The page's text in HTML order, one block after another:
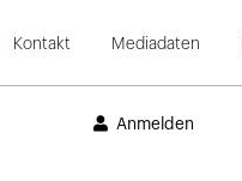
Kontakt Mediadaten
Anmelden